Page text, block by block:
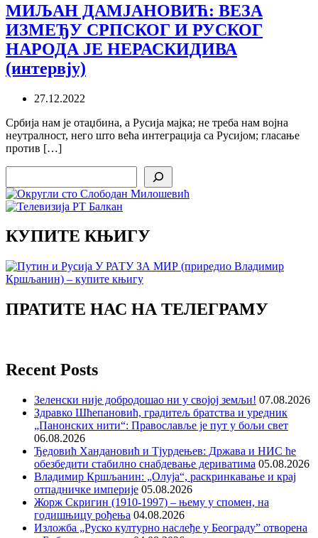
МИЉАН ДАМЈАНОВИЋ: ВЕЗА
ИЗМЕЂУ СРПСКОГ И РУСКОГ
НАРОДА ЈЕ НЕРАСКИДИВА
(интервју)
27.12.2022
Србија нам је отаџбина, а Русија мајка; не треба нам војна
неутралност, него што већа интеграција са Русијом; гласање
против […]
КУПИТЕ КЊИГУ
ПРАТИТЕ НАС НА ТЕЛЕГРАМУ
Recent Posts
Зеленски није добродошао ни у својој земљи! 07.08.2026
Здравко Шћепановић, градитељ братства и уредник
„Панонских нити“: Православље је пут у бољи свет
06.08.2026
Ђедовић Хандановић и Тјурдењев: Држава и НИС ће
обезбедити стабилно снабдевање дериватима 05.08.2026
Владимир Кршљанин: „Олуја“, раскринкавање и крај
отпадничке империје 05.08.2026
Жорж Скригин (1910-1997) – њему у спомен, на
годишњицу рођења 04.08.2026
Изложба „Руско културно наслеђе у Београду” отворена